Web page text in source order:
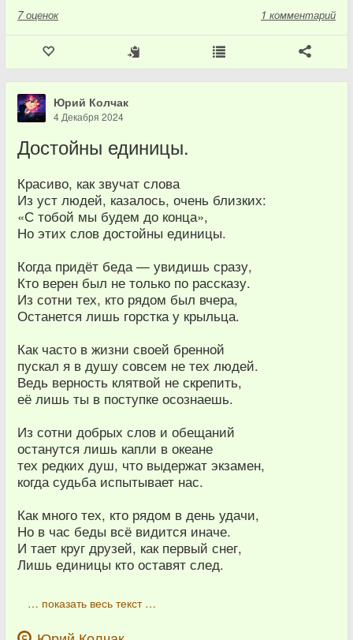
7 оценок 1 комментарий
Юрий Колчак
4 Декабря 2024
Достойны единицы.
Красиво, как звучат слова
Из уст людей, казалось, очень близких:
«С тобой мы будем до конца»,
Но этих слов достойны единицы.
Когда придёт беда — увидишь сразу,
Кто верен был не только по рассказу.
Из сотни тех, кто рядом был вчера,
Останется лишь горстка у крыльца.
Как часто в жизни своей бренной
пускал я в душу совсем не тех людей.
Ведь верность клятвой не скрепить,
её лишь ты в поступке осознаешь.
Из сотни добрых слов и обещаний
останутся лишь капли в океане
тех редких душ, что выдержат экзамен,
когда судьба испытывает нас.
Как много тех, кто рядом в день удачи,
Но в час беды всё видится иначе.
И тает круг друзей, как первый снег,
Лишь единицы кто оставят след.
… показать весь текст …